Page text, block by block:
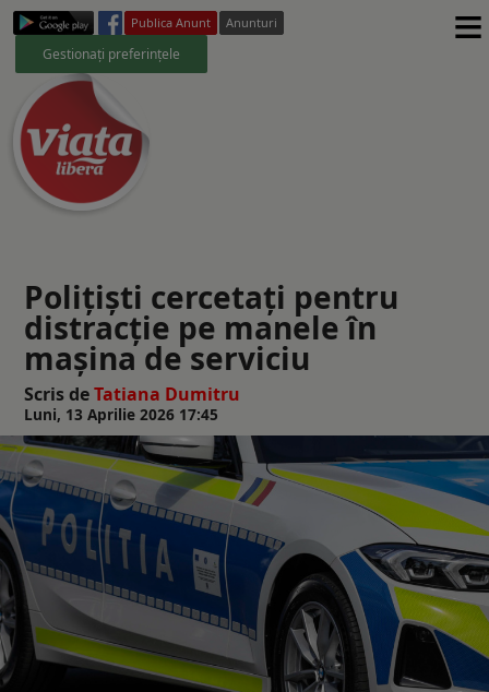
Publica Anunt Anunturi
Gestionați preferințele ≡
Polițiști cercetați pentru
distracţie pe manele în
maşina de serviciu
Scris deTatiana Dumitru
Luni, 13 Aprilie 2026 17:45